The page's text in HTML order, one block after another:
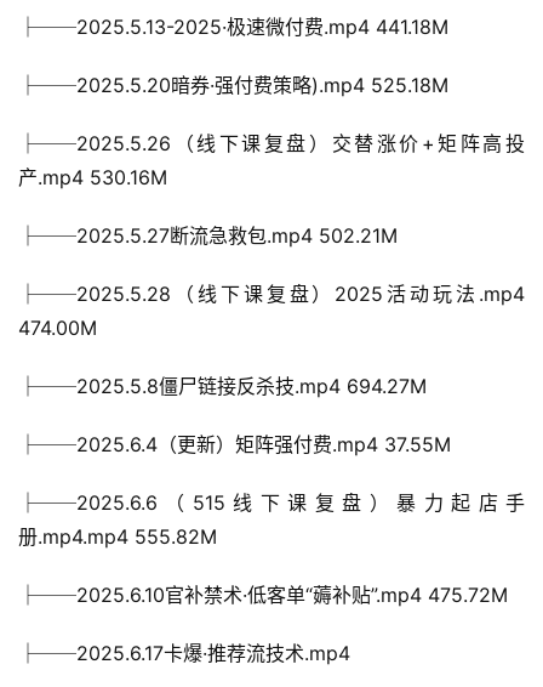
├──2025.5.13-2025·极速微付费.mp4 441.18M
├──2025.5.20暗券·强付费策略).mp4 525.18M
├──2025.5.26（线下课复盘）交替涨价+矩阵高投
产.mp4 530.16M
├──2025.5.27断流急救包.mp4 502.21M
├──2025.5.28（线下课复盘）2025活动玩法.mp4
474.00M
├──2025.5.8僵尸链接反杀技.mp4 694.27M
├──2025.6.4（更新）矩阵强付费.mp4 37.55M
├──2025.6.6（515线下课复盘）暴力起店手
册.mp4.mp4 555.82M
├──2025.6.10官补禁术·低客单“薅补贴”.mp4 475.72M
├──2025.6.17卡爆·推荐流技术.mp4